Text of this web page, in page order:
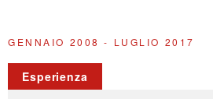
GENNAIO 2008 - LUGLIO 2017
Esperienza